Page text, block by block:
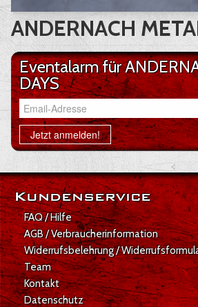
ANDERNACH
Eventalarm für
DAYS
Email-Adresse
Jetzt anmelden!
Kundenservice
FAQ / Hilfe
AGB / Verbraucherinformation
Widerrufsbelehrung /
Team
Kontakt
Datenschutz